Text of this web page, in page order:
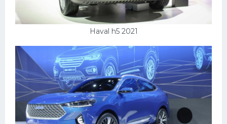
Haval h5 2021